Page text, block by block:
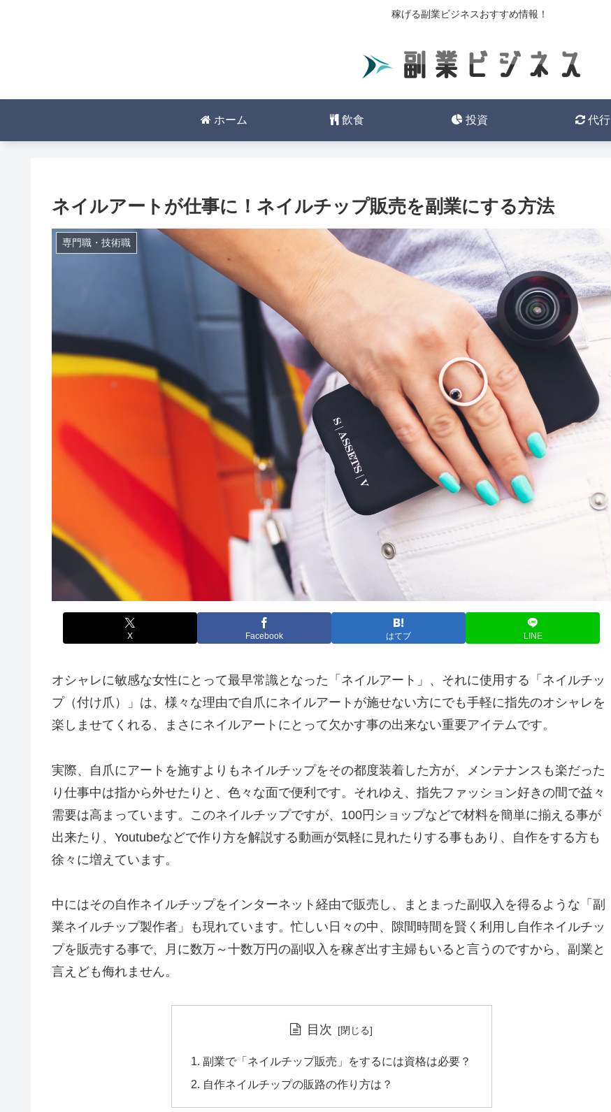
稼げる副業ビジネスおすすめ情報！
ホーム 飲食 投資 代行
ネイルアートが仕事に！ネイルチップ販売を副業にする方法
専門職・技術職
X Facebook はてブ LINE
オシャレに敏感な女性にとって最早常識となった「ネイルアート」、それに使用する「ネイルチッ
プ（付け爪）」は、様々な理由で自爪にネイルアートが施せない方にでも手軽に指先のオシャレを
楽しませてくれる、まさにネイルアートにとって欠かす事の出来ない重要アイテムです。
実際、自爪にアートを施すよりもネイルチップをその都度装着した方が、メンテナンスも楽だった
り仕事中は指から外せたりと、色々な面で便利です。それゆえ、指先ファッション好きの間で益々
需要は高まっています。このネイルチップですが、100円ショップなどで材料を簡単に揃える事が
出来たり、Youtubeなどで作り方を解説する動画が気軽に見れたりする事もあり、自作をする方も
徐々に増えています。
中にはその自作ネイルチップをインターネット経由で販売し、まとまった副収入を得るような「副
業ネイルチップ製作者」も現れています。忙しい日々の中、隙間時間を賢く利用し自作ネイルチッ
プを販売する事で、月に数万～十数万円の副収入を稼ぎ出す主婦もいると言うのですから、副業と
言えども侮れません。
目次
副業で「ネイルチップ販売」をするには資格は必要？
自作ネイルチップの販路の作り方は？